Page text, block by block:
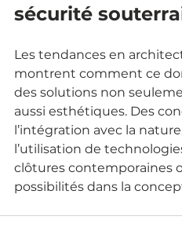
sécurité
Les tendances en
montrent comment ce
des solutions non
aussi esthétiques. Des
l’intégration avec la
l’utilisation de
clôtures contemporaines
possibilités dans la